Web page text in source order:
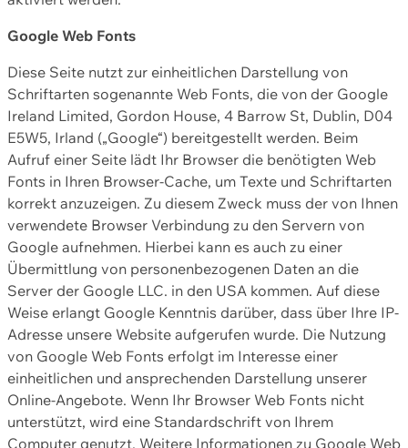
Google Web Fonts
Diese Seite nutzt zur einheitlichen Darstellung von
Schriftarten sogenannte Web Fonts, die von der Google
Ireland Limited, Gordon House, 4 Barrow St, Dublin, D04
E5W5, Irland („Google“) bereitgestellt werden. Beim
Aufruf einer Seite lädt Ihr Browser die benötigten Web
Fonts in Ihren Browser-Cache, um Texte und Schriftarten
korrekt anzuzeigen. Zu diesem Zweck muss der von Ihnen
verwendete Browser Verbindung zu den Servern von
Google aufnehmen. Hierbei kann es auch zu einer
Übermittlung von personenbezogenen Daten an die
Server der Google LLC. in den USA kommen. Auf diese
Weise erlangt Google Kenntnis darüber, dass über Ihre IP-
Adresse unsere Website aufgerufen wurde. Die Nutzung
von Google Web Fonts erfolgt im Interesse einer
einheitlichen und ansprechenden Darstellung unserer
Online-Angebote. Wenn Ihr Browser Web Fonts nicht
unterstützt, wird eine Standardschrift von Ihrem
Computer genutzt. Weitere Informationen zu Google Web